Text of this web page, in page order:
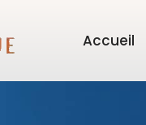
Accueil